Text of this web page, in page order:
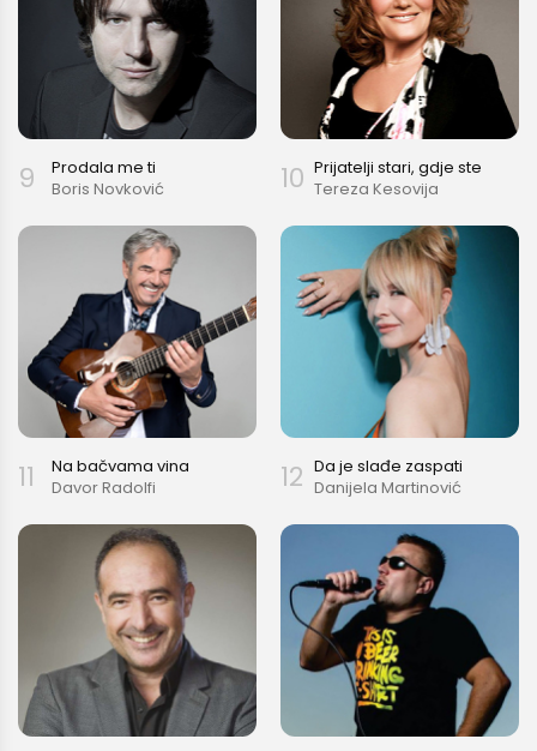
9
Prodala me ti
Boris Novković
10 Prijatelji stari, gdje ste
Tereza Kesovija
11
Na bačvama vina
Davor Radolfi
12 Da je slađe zaspati
Danijela Martinović